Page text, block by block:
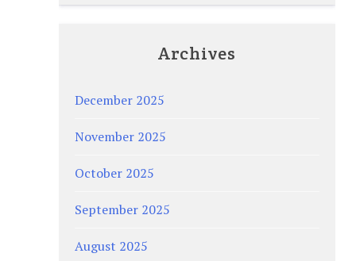
Archives
December 2025
November 2025
October 2025
September 2025
August 2025